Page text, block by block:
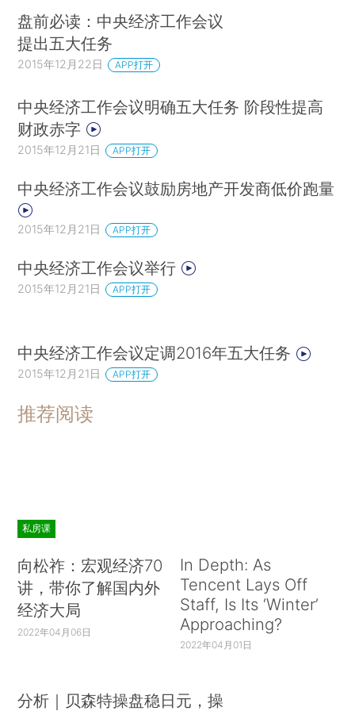
盘前必读：中央经济工作会议
提出五大任务
2015年12月22日 APP打开
中央经济工作会议明确五大任务 阶段性提高
财政赤字
2015年12月21日 APP打开
中央经济工作会议鼓励房地产开发商低价跑量
2015年12月21日 APP打开
中央经济工作会议举行
2015年12月21日 APP打开
中央经济工作会议定调2016年五大任务
2015年12月21日 APP打开
推荐阅读
私房课
向松祚：宏观经济70
讲，带你了解国内外
经济大局
2022年04月06日
In Depth: As
Tencent Lays Off
Staff, Is Its ‘Winter’
Approaching?
2022年04月01日
分析｜贝森特操盘稳日元，操